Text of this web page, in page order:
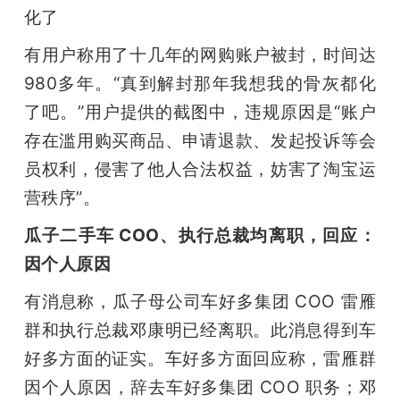
化了
有用户称用了十几年的网购账户被封，时间达
980多年。“真到解封那年我想我的骨灰都化
了吧。”用户提供的截图中，违规原因是“账户
存在滥用购买商品、申请退款、发起投诉等会
员权利，侵害了他人合法权益，妨害了淘宝运
营秩序”。
瓜子二手车 COO、执行总裁均离职，回应：
因个人原因
有消息称，瓜子母公司车好多集团 COO 雷雁
群和执行总裁邓康明已经离职。此消息得到车
好多方面的证实。车好多方面回应称，雷雁群
因个人原因，辞去车好多集团 COO 职务；邓